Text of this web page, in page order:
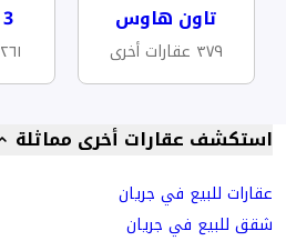
تاون هاوس
٣٧٩ عقارات أخرى
3 غرفة نوم
٢٦١ عقارات أخرى
استكشف عقارات أخرى مماثلة
عقارات للبيع في جريان
شقق للبيع في جريان